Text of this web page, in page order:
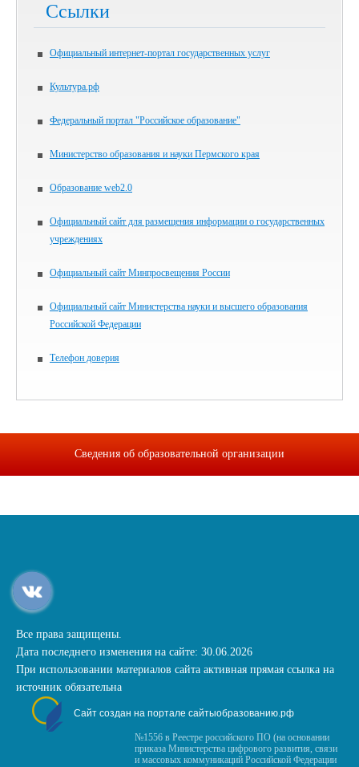
Ссылки
Официальный интернет-портал государственных услуг
Культура.рф
Федеральный портал "Российское образование"
Министерство образования и науки Пермского края
Образование web2.0
Официальный сайт для размещения информации о государственных
учреждениях
Официальный сайт Минпросвещения России
Официальный сайт Министерства науки и высшего образования
Российской Федерации
Телефон доверия
Сведения об образовательной организации
Все права защищены.
Дата последнего изменения на сайте: 30.06.2026
При использовании материалов сайта активная прямая ссылка на
источник обязательна
Сайт создан на портале сайтыобразованию.рф
№1556 в Реестре российского ПО (на основании
приказа Министерства цифрового развития, связи
и массовых коммуникаций Российской Федерации